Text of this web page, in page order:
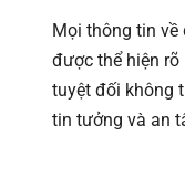
Mọi thông tin về
được thể hiện rõ
tuyệt đối không
tin tưởng và an